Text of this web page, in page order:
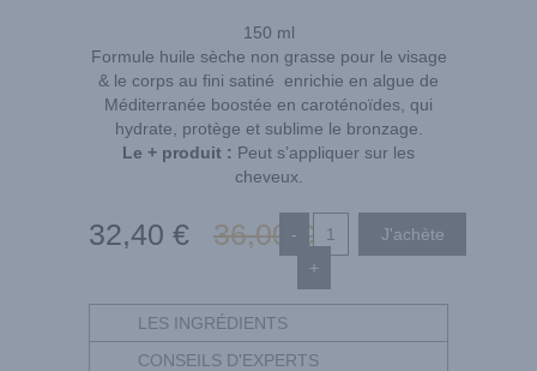
150 ml
Formule huile sèche non grasse pour le visage
& le corps au fini satiné enrichie en algue de
Méditerranée boostée en caroténoïdes, qui
hydrate, protège et sublime le bronzage.
Le + produit : Peut s’appliquer sur les
cheveux.
32,40 € 36,00 €
-
+
LES INGRÉDIENTS
CONSEILS D'EXPERTS